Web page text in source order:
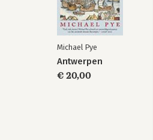
Michael Pye
Antwerpen
€ 20,00